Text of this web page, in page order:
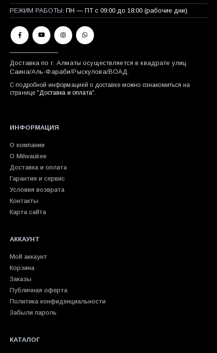
РЕЖИМ РАБОТЫ: ПН — ПТ с 09:00 до 18:00 (рабочие дни)
Доставка по г. Алматы осуществляется в квадрате улиц
Саина/Аль-Фараби/Рыскулова/ВОАД.
С подробной информацией о доставке можно ознакомиться на
странице " Доставка и оплата".
ИНФОРМАЦИЯ
О компании
О Milwaukee
Доставка и оплата
Гарантия и сервис
Условия возврата
Контакты
Карта сайта
АККАУНТ
Мой аккаунт
Корзина
Заказы
Публичная оферта
Политика конфиденциальности
Забыли пароль
КАТАЛОГ